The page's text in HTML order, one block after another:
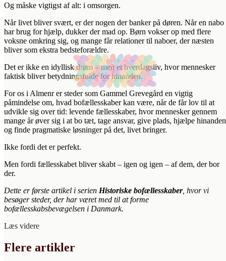
Og måske vigtigst af alt: i omsorgen.
Når livet bliver svært, er der nogen der banker på døren. Når en nabo
har brug for hjælp, dukker der mad op. Børn vokser op med flere
voksne omkring sig, og mange får relationer til naboer, der næsten
bliver som ekstra bedsteforældre.
Det er ikke en idyllisk drøm – men et hverdagsliv, hvor mennesker
faktisk bliver betydningsfulde for hinanden.
For os i Almenr er steder som Gammel Grevegård en vigtig
påmindelse om, hvad bofællesskaber kan være, når de får lov til at
udvikle sig over tid: levende fællesskaber, hvor mennesker gennem
mange år øver sig i at bo tæt, tage ansvar, give plads, hjælpe hinanden
og finde pragmatiske løsninger på det, livet bringer.
Ikke fordi det er perfekt.
Men fordi fællesskabet bliver skabt – igen og igen – af dem, der bor
der.
Dette er første artikel i serien Historiske bofællesskaber, hvor vi
besøger steder, der har været med til at forme
bofællesskabsbevægelsen i Danmark.
Læs videre
Flere artikler